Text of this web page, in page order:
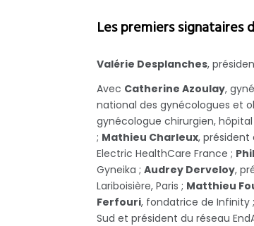
Les premiers signataires
Valérie Desplanches,
Avec Catherine Azoulay,
national des gynécologues et
gynécologue chirurgien,
; Mathieu Charleux, président
Electric HealthCare France ;
Gyneika ; Audrey Derveloy,
Lariboisière, Paris ; Matthieu
Ferfouri, fondatrice de Infinity ;
Sud et président du réseau